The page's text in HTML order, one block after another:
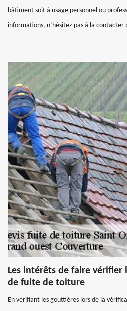
bâtiment soit à usage personnel ou
informations, n’hésitez pas à la
Les intérêts de faire vérifier
de fuite de toiture
En vérifiant les gouttières lors de la